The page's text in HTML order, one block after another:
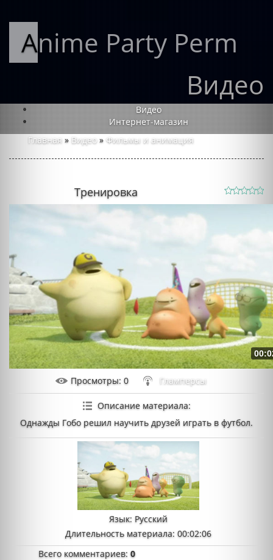
Anime Party Perm
Видео
Видео
Интернет-магазин
Главная » Видео » Фильмы и анимация
Тренировка
Просмотры: 0 Гламперсы
Описание материала:
Однажды Гобо решил научить друзей играть в футбол.
Язык: Русский
Длительность материала: 00:02:06
Всего комментариев:0